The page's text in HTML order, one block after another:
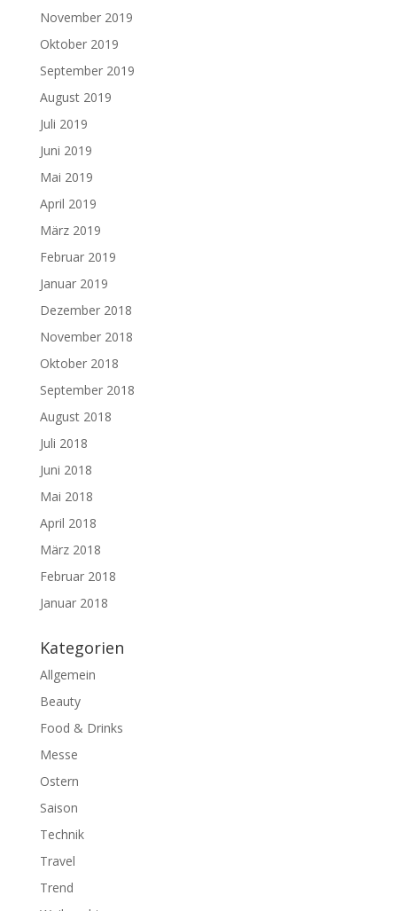
November 2019
Oktober 2019
September 2019
August 2019
Juli 2019
Juni 2019
Mai 2019
April 2019
März 2019
Februar 2019
Januar 2019
Dezember 2018
November 2018
Oktober 2018
September 2018
August 2018
Juli 2018
Juni 2018
Mai 2018
April 2018
März 2018
Februar 2018
Januar 2018
Kategorien
Allgemein
Beauty
Food & Drinks
Messe
Ostern
Saison
Technik
Travel
Trend